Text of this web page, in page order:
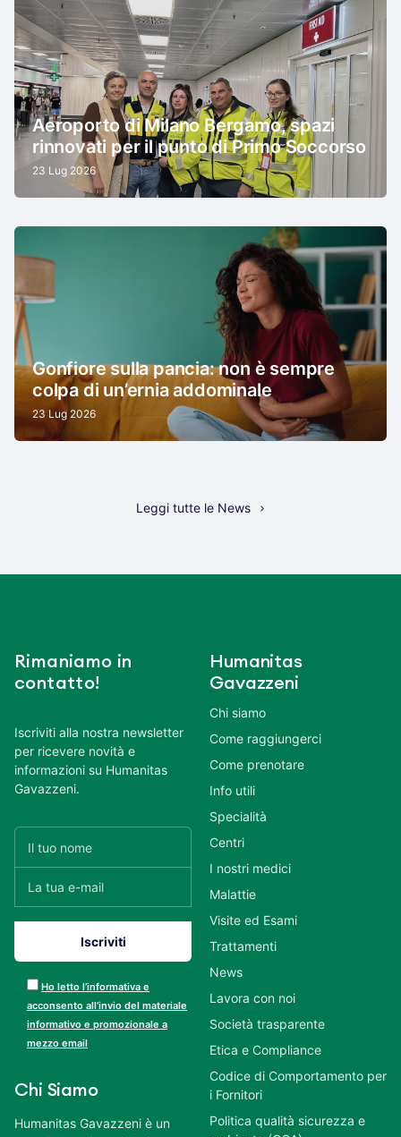
Aeroporto di Milano Bergamo, spazi
rinnovati per il punto di Primo Soccorso
23 Lug 2026
Gonfiore sulla pancia: non è sempre
colpa di un’ernia addominale
23 Lug 2026
Leggi tutte le News
Rimaniamo in
contatto!
Iscriviti alla nostra newsletter
per ricevere novità e
informazioni su Humanitas
Gavazzeni.
Ho letto l’informativa e
acconsento all’invio del materiale
informativo e promozionale a
mezzo email
Chi Siamo
Humanitas Gavazzeni è un
Humanitas
Gavazzeni
Chi siamo
Come raggiungerci
Come prenotare
Info utili
Specialità
Centri
I nostri medici
Malattie
Visite ed Esami
Trattamenti
News
Lavora con noi
Società trasparente
Etica e Compliance
Codice di Comportamento per
i Fornitori
Politica qualità sicurezza e